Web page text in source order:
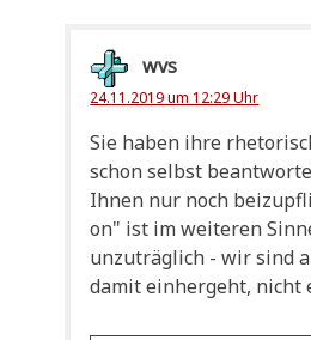
wvs
24.11.2019 um 12:29 Uhr
Sie haben ihre
schon selbst
Ihnen nur noch
on" ist im wei­te­ren
unzu­träg­lich - wir sind
damit ein­her­geht, nicht